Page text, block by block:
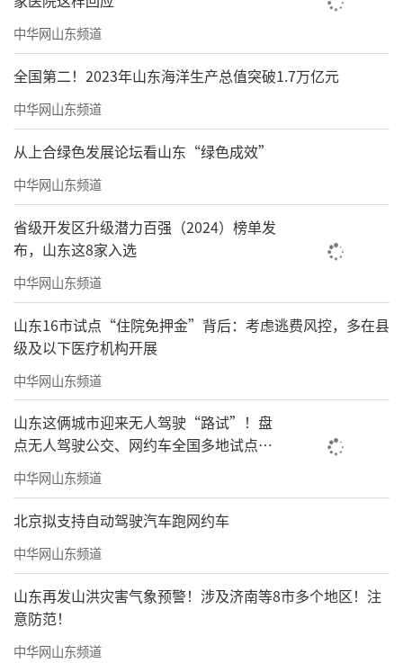
中华网山东频道
全国第二！2023年山东海洋生产总值突破1.7万亿元
中华网山东频道
从上合绿色发展论坛看山东“绿色成效”
中华网山东频道
省级开发区升级潜力百强（2024）榜单发
布，山东这8家入选
中华网山东频道
山东16市试点“住院免押金”背后：考虑逃费风控，多在县
级及以下医疗机构开展
中华网山东频道
山东这俩城市迎来无人驾驶“路试”！盘
点无人驾驶公交、网约车全国多地试点之
路
中华网山东频道
北京拟支持自动驾驶汽车跑网约车
中华网山东频道
山东再发山洪灾害气象预警！涉及济南等8市多个地区！注
意防范！
中华网山东频道